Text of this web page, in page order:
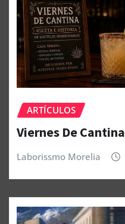
ARTÍCULOS
Viernes De Cantina
Laborissmo Morelia